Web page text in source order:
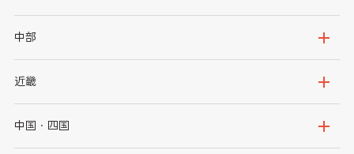
岩手県
秋田県
茨城県
群馬県
千葉県
中部
新潟県
石川県
近畿
大阪府
中国・四国